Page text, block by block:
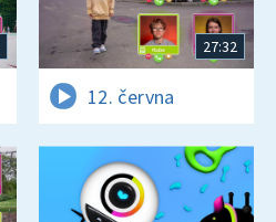
27:32
12. června